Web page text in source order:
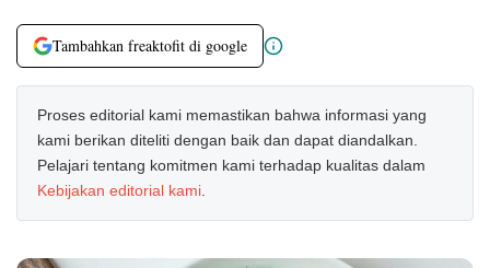
Tambahkan freaktofit di google
Proses editorial kami memastikan bahwa informasi yang
kami berikan diteliti dengan baik dan dapat diandalkan.
Pelajari tentang komitmen kami terhadap kualitas dalam
Kebijakan editorial kami